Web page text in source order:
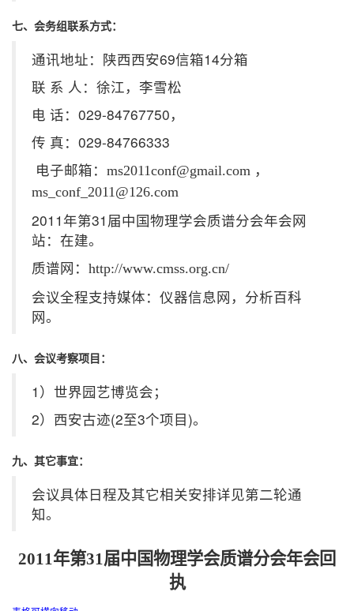
七、会务组联系方式：
通讯地址：陕西西安69信箱14分箱
联 系 人：徐江，李雪松
电 话：029-84767750，
传 真：029-84766333
电子邮箱： ms2011conf@gmail.com ，
ms_conf_2011@126.com
2011年第31届中国物理学会质谱分会年会网
站：在建。
质谱网： http://www.cmss.org.cn/
会议全程支持媒体：仪器信息网，分析百科
网。
八、会议考察项目：
1）世界园艺博览会；
2）西安古迹(2至3个项目)。
九、其它事宜：
会议具体日程及其它相关安排详见第二轮通
知。
2011年第31届中国物理学会质谱分会年会回
执